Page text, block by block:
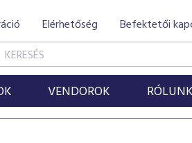
Elérhetőség Befektetői
VENDOROK RÓLUNK